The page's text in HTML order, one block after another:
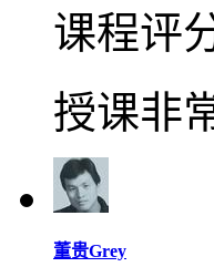
课程评
授课非
董贵Grey